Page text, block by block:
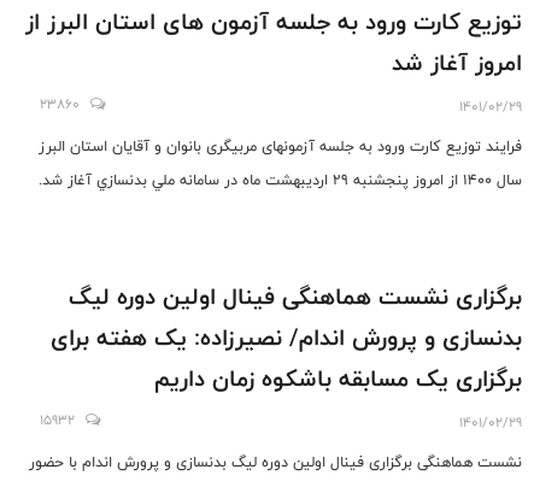
توزیع کارت ورود به جلسه آزمون های استان البرز از
امروز آغاز شد
1401/02/29
23860
فرایند توزیع کارت ورود به جلسه آزمونهای مربیگری بانوان و آقایان استان البرز
سال 1400 از امروز پنجشنبه 29 اردیبهشت ماه در سامانه ملي بدنسازي آغاز شد.
برگزاری نشست هماهنگی فینال اولین دوره لیگ
بدنسازی و پرورش اندام/ نصیرزاده: یک هفته برای
برگزاری یک مسابقه باشکوه زمان داریم
1401/02/29
15932
نشست هماهنگی برگزاری فینال اولین دوره لیگ بدنسازی و پرورش اندام با حضور